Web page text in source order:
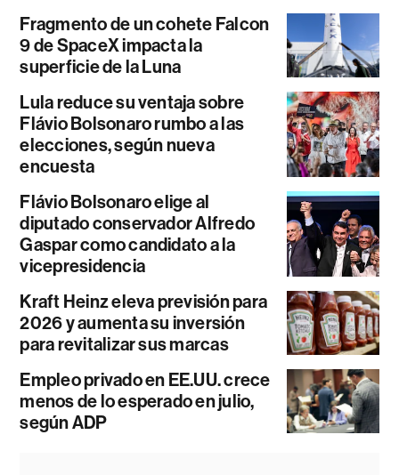
Fragmento de un cohete Falcon
9 de SpaceX impacta la
superficie de la Luna
Lula reduce su ventaja sobre
Flávio Bolsonaro rumbo a las
elecciones, según nueva
encuesta
Flávio Bolsonaro elige al
diputado conservador Alfredo
Gaspar como candidato a la
vicepresidencia
Kraft Heinz eleva previsión para
2026 y aumenta su inversión
para revitalizar sus marcas
Empleo privado en EE.UU. crece
menos de lo esperado en julio,
según ADP